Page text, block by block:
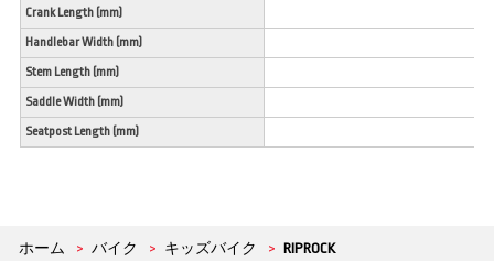
Crank Length (mm)
Handlebar Width (mm)
Stem Length (mm)
Saddle Width (mm)
Seatpost Length (mm)
ホーム > バイク > キッズバイク > RIPROCK